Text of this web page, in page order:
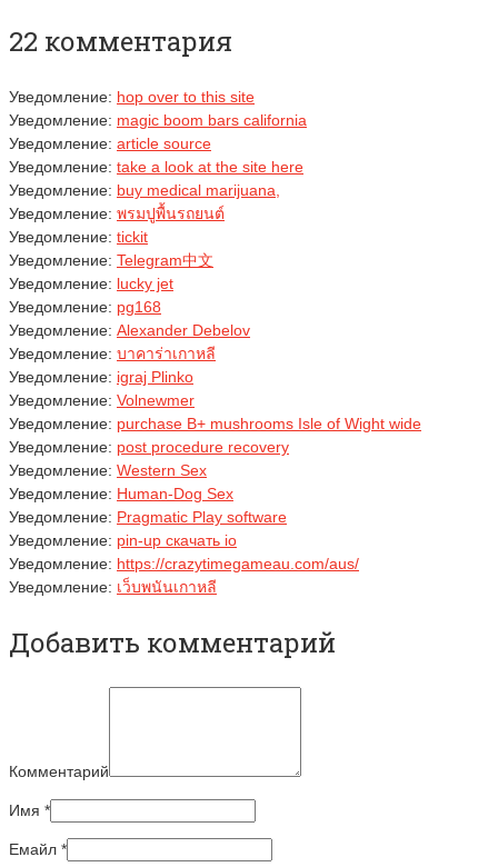
22 комментария
Уведомление: hop over to this site
Уведомление: magic boom bars california​
Уведомление: article source
Уведомление: take a look at the site here
Уведомление: buy medical marijuana,
Уведомление: พรมปูพื้นรถยนต์
Уведомление: tickit
Уведомление: Telegram中文
Уведомление: lucky jet
Уведомление: pg168
Уведомление: Alexander Debelov
Уведомление: บาคาร่าเกาหลี
Уведомление: igraj Plinko
Уведомление: Volnewmer
Уведомление: purchase B+ mushrooms Isle of Wight wide
Уведомление: post procedure recovery
Уведомление: Western Sex
Уведомление: Human-Dog Sex
Уведомление: Pragmatic Play software
Уведомление: pin-up скачать io
Уведомление: https://crazytimegameau.com/aus/
Уведомление: เว็บพนันเกาหลี
Добавить комментарий
Комментарий
Имя *
Емайл *